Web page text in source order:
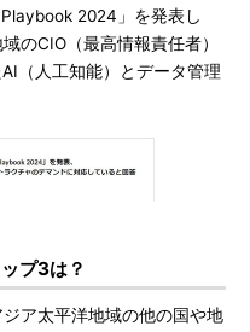
2024」を発表し
のCIO（最高情報責任者）
（人工知能）とデータ管理
プ3は？
ア太平洋地域の他の国や地